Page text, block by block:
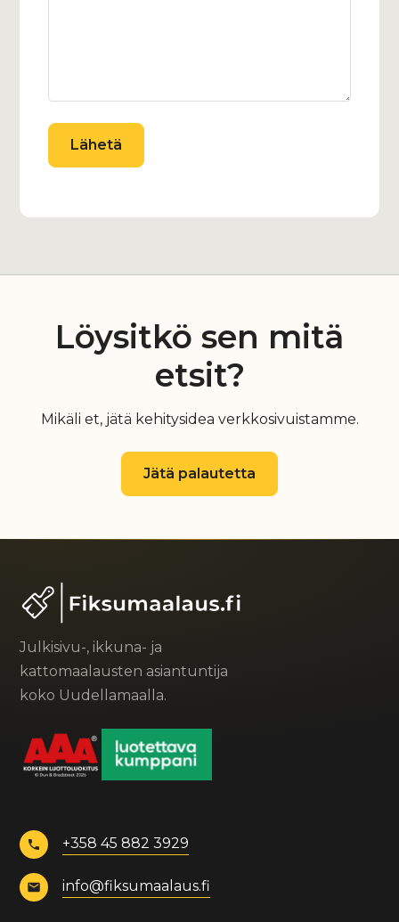
Löysitkö sen mitä
etsit?
Mikäli et, jätä kehitysidea verkkosivuistamme.
Jätä palautetta
Julkisivu-, ikkuna- ja
kattomaalausten asiantuntija
koko Uudellamaalla.
+358 45 882 3929
info@fiksumaalaus.fi